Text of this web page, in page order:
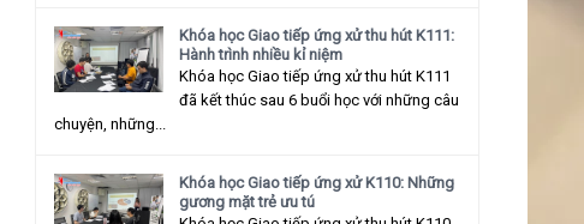
Khóa học Giao tiếp ứng xử thu hút K111:
Hành trình nhiều kỉ niệm
Khóa học Giao tiếp ứng xử thu hút K111
đã kết thúc sau 6 buổi học với những câu
chuyện, những...
Khóa học Giao tiếp ứng xử K110: Những
gương mặt trẻ ưu tú